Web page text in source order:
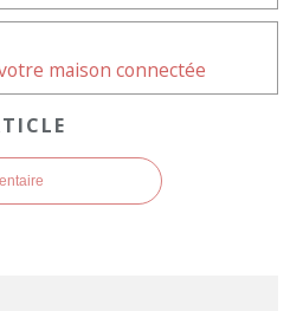
maison connectée